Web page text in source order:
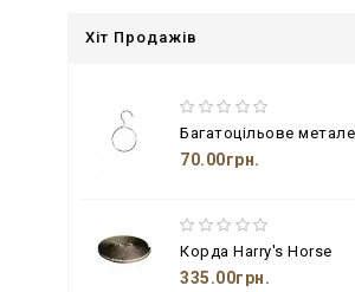
Хіт Продажів
70.00грн.
Корда Harry's Horse
335.00грн.